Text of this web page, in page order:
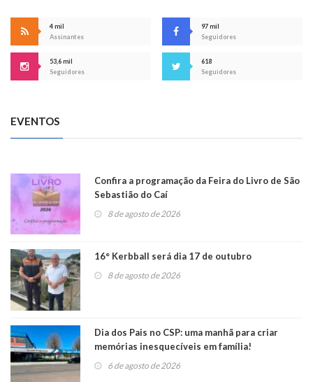
4 mil
Assinantes
97 mil
Seguidores
53,6 mil
Seguidores
618
Seguidores
EVENTOS
Confira a programação da Feira do Livro de São
Sebastião do Caí
8 de agosto de 2026
16° Kerbball será dia 17 de outubro
8 de agosto de 2026
Dia dos Pais no CSP: uma manhã para criar
memórias inesquecíveis em família!
6 de agosto de 2026